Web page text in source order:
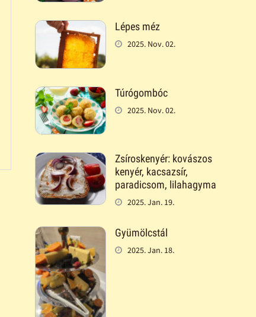
Lépes méz
2025. Nov. 02.
Túrógombóc
2025. Nov. 02.
Zsíroskenyér: kovászos
kenyér, kacsazsír,
paradicsom, lilahagyma
2025. Jan. 19.
Gyümölcstál
2025. Jan. 18.